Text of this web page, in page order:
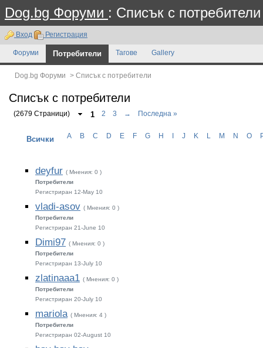
Dog.bg Форуми : Списък с потребители
Вход Регистрация
Форуми Потребители Тагове Gallery
Dog.bg Форуми > Списък с потребители
Списък с потребители
(2679 Страници) 1 2 3 → Последна »
Всички A B C D E F G H J K M N O
deyfur ( Мнения: 0 )
Потребители
Регистриран 12-May 10
vladi-asov ( Мнения: 0 )
Потребители
Регистриран 21-June 10
Dimi97 ( Мнения: 0 )
Потребители
Регистриран 13-July 10
zlatinaaa1 ( Мнения: 0 )
Потребители
Регистриран 20-July 10
mariola ( Мнения: 4 )
Потребители
Регистриран 02-August 10